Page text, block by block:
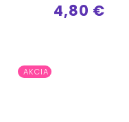
4,80 €
AKCIA